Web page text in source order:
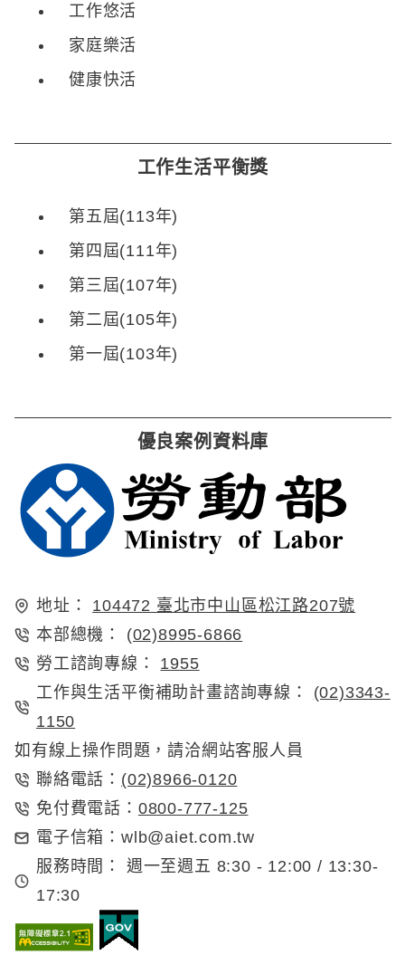
工作悠活
家庭樂活
健康快活
工作生活平衡獎
第五屆(113年)
第四屆(111年)
第三屆(107年)
第二屆(105年)
第一屆(103年)
優良案例資料庫
地址：
104472 臺北市中山區松江路207號
本部總機：
(02)8995-6866
勞工諮詢專線：
1955
工作與生活平衡補助計畫諮詢專線：
(02)3343-
1150
如有線上操作問題，請洽網站客服人員
聯絡電話： (02)8966-0120
免付費電話： 0800-777-125
電子信箱： wlb@aiet.com.tw
服務時間：
週一至週五 8:30 - 12:00 / 13:30-
17:30